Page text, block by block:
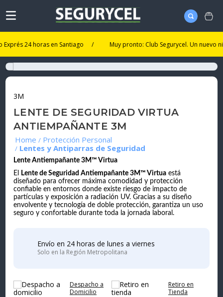
24 horas en Santiago / Muy pronto: Club Segurycel. Un nuevo nivel
3M
LENTE DE SEGURIDAD VIRTUA
ANTIEMPAÑANTE 3M
Protección Personal
Lentes y Antiparras de Seguridad
Lente Antiempañante 3M™ Virtua
El
Lente de Seguridad Antiempañante 3M™ Virtua está
diseñado para ofrecer máxima comodidad y protección
confiable en entornos donde existe riesgo de impacto de
partículas y exposición a radiación UV. Gracias a su diseño
envolvente y tecnología de doble protección, garantiza un uso
seguro y confortable durante toda la jornada laboral.
Envío en 24 horas de lunes a viernes
Solo en la Región Metropolitana
Despacho a
Domicilio
Retiro en
Tienda